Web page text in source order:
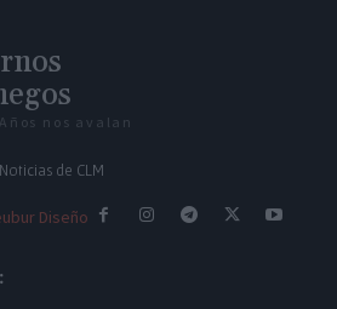
nos avalan
de CLM
Diseño